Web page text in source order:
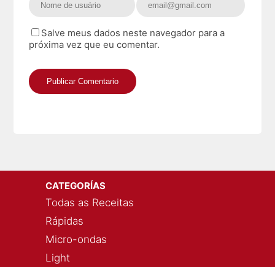
Salve meus dados neste navegador para a
próxima vez que eu comentar.
CATEGORÍAS
Todas as Receitas
Rápidas
Micro-ondas
Light